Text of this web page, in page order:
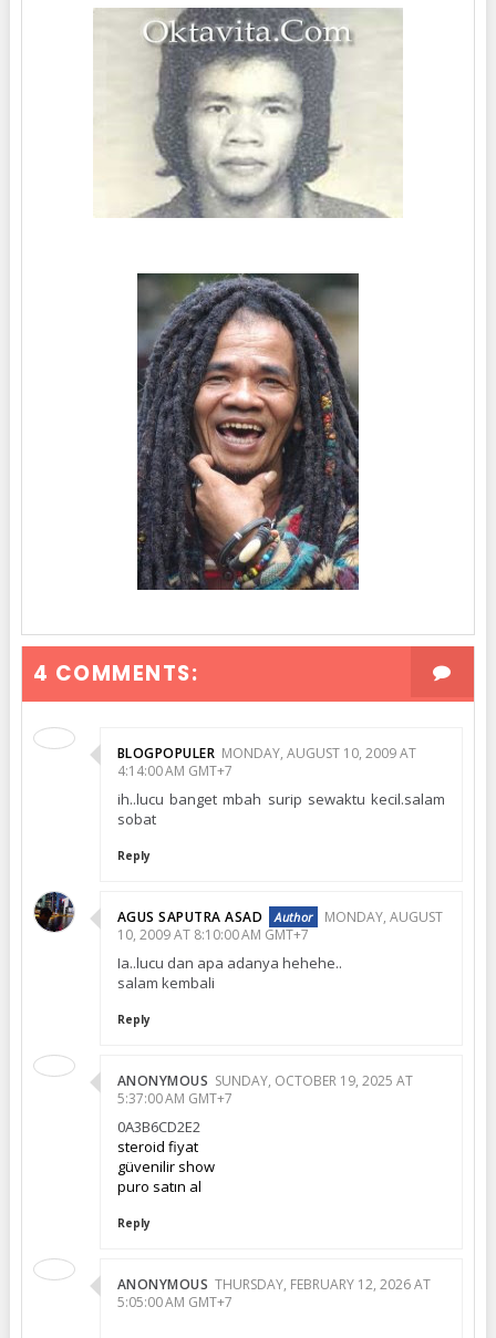
4 COMMENTS:
BLOGPOPULER MONDAY, AUGUST 10, 2009 AT
4:14:00 AM GMT+7
ih..lucu banget mbah surip sewaktu kecil.salam
sobat
Reply
AGUS SAPUTRA ASAD
MONDAY, AUGUST
10, 2009 AT 8:10:00 AM GMT+7
Ia..lucu dan apa adanya hehehe..
salam kembali
Reply
ANONYMOUS SUNDAY, OCTOBER 19, 2025 AT
5:37:00 AM GMT+7
0A3B6CD2E2
steroid fiyat
güvenilir show
puro satın al
Reply
ANONYMOUS THURSDAY, FEBRUARY 12, 2026 AT
5:05:00 AM GMT+7